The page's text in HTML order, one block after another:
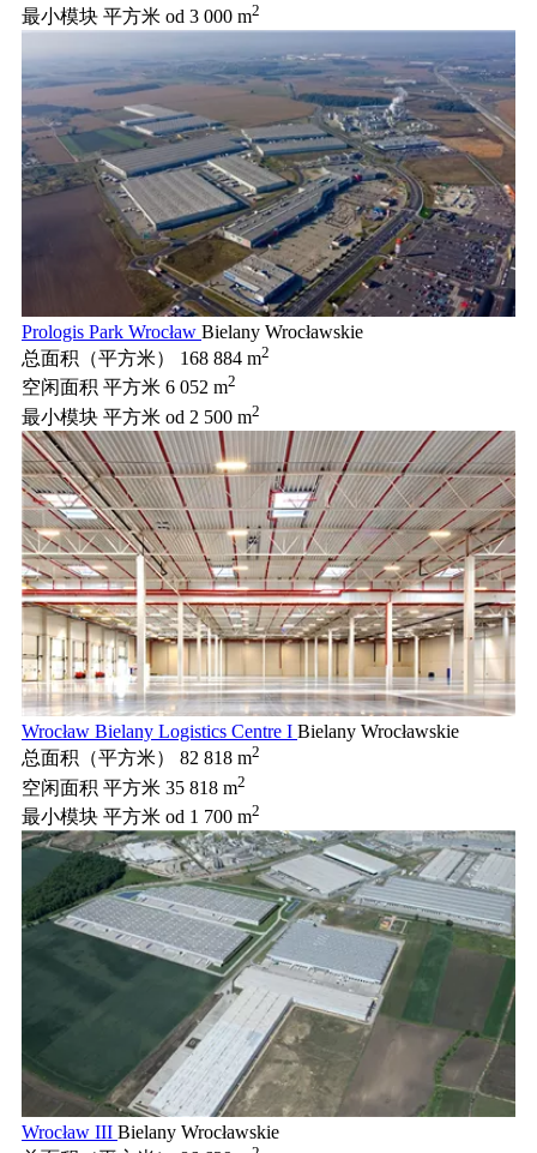
最小模块 平方米 od 3 000 m2
Prologis Park Wrocław Bielany Wrocławskie
总面积（平方米）
168 884 m2
空闲面积 平方米 6 052 m2
最小模块 平方米 od 2 500 m2
Wrocław Bielany Logistics Centre I Bielany Wrocławskie
总面积（平方米）
82 818 m2
空闲面积 平方米 35 818 m2
最小模块 平方米 od 1 700 m2
Wrocław III Bielany Wrocławskie